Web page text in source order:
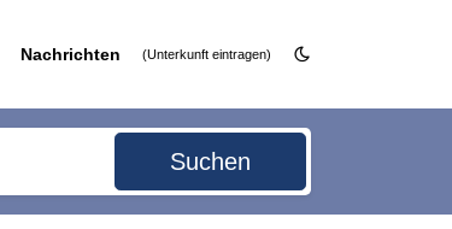
Nachrichten (Unterkunft eintragen)
Suchen